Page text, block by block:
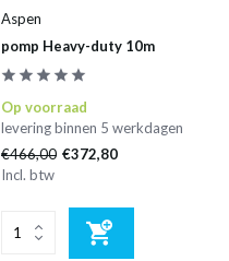
Aspen
pomp Heavy-duty 10m
Op voorraad
levering binnen 5 werkdagen
€466,00 €372,80
Incl. btw